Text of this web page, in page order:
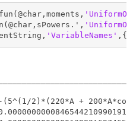
'VariableNames' ,{
2)*(220*A +